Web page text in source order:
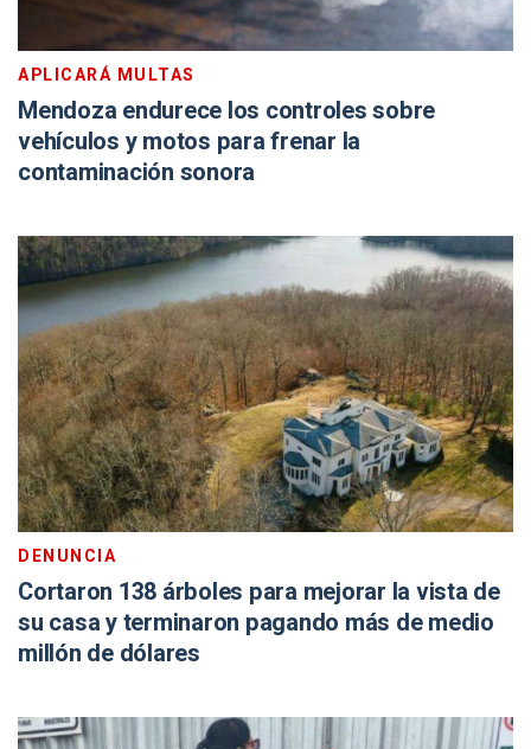
APLICARÁ MULTAS
Mendoza endurece los controles sobre
vehículos y motos para frenar la
contaminación sonora
DENUNCIA
Cortaron 138 árboles para mejorar la vista de
su casa y terminaron pagando más de medio
millón de dólares